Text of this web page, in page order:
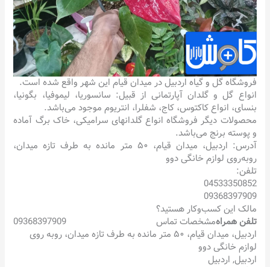
فروشگاه گل و گیاه اردبیل در میدان قیام این شهر واقع شده است.
انواع گل و گلدان آپارتمانی از قبیل: سانسوریا، لیموفیا، بگونیا،
بنسای، انواع کاکتوس، کاج، شفلرا، انتریوم موجود می‌باشد.
محصولات دیگر فروشگاه انواع گلدانهای سرامیکی، خاک برگ آماده
و پوسته برنج می‌باشد.
آدرس: اردبیل، میدان قیام، ۵۰ متر مانده به طرف تازه میدان،
روبه‌روی لوازم خانگی دوو
تلفن:
04533350852
09368397909
مالک این کسب‌وکار هستید؟
تلفن همراه
09368397909
مشخصات تماس
اردبیل، میدان قیام، ۵۰ متر مانده به طرف تازه میدان، روبه روی
لوازم خانگی دوو
اردبیل, اردبیل